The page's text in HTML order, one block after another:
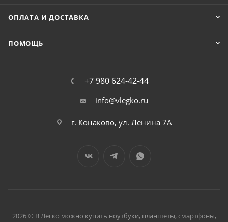
ОПЛАТА И ДОСТАВКА
ПОМОЩЬ
+7 980 624-42-44
info@vlegko.ru
г. Конаково, ул. Ленина 7А
2026 © В Легко можно купить ноутбуки, планшеты, смартфоны,